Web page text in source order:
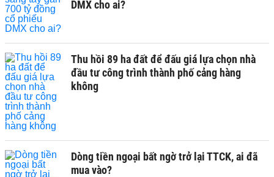
DMX cho ai?
Thu hồi 89 ha đất để đấu giá lựa chọn nhà
đầu tư công trình thành phố cảng hàng
không
Dòng tiền ngoại bất ngờ trở lại TTCK, ai đã
mua vào?